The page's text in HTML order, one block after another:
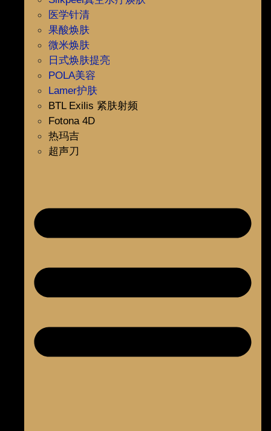
医学针清
果酸焕肤
微米焕肤
日式焕肤提亮
POLA美容
Lamer护肤
BTL Exilis 紧肤射频
Fotona 4D
热玛吉
超声刀